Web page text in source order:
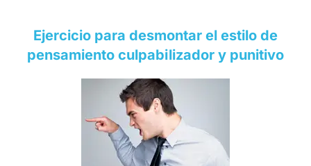
Ejercicio para desmontar el estilo de
pensamiento culpabilizador y punitivo